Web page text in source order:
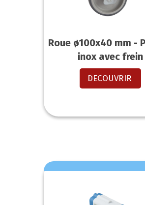
Roue ø100x40 mm -
inox avec frein
DECOUVRIR